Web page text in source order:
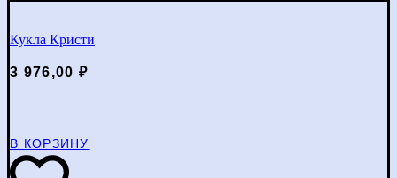
Кукла Кристи
3 976,00 ₽
В КОРЗИНУ